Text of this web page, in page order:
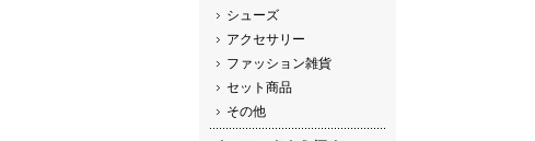
シューズ
アクセサリー
ファッション雑貨
セット商品
その他